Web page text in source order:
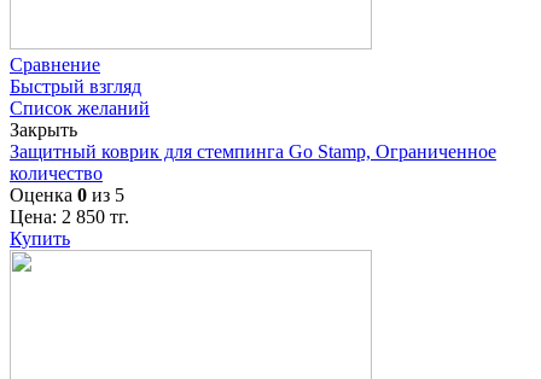
Сравнение
Быстрый взгляд
Список желаний
Закрыть
Защитный коврик для стемпинга Go Stamp, Ограниченное
количество
Оценка 0 из 5
Цена: 2 850 тг.
Купить